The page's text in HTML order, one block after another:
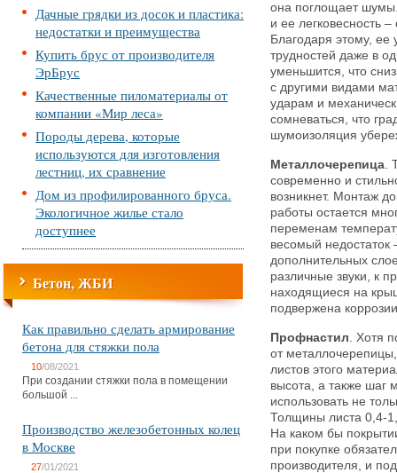
Дачные грядки из досок и пластика:
недостатки и преимущества
Купить брус от производителя
ЭрБрус
Качественные пиломатериалы от
компании «Мир леса»
Породы дерева, которые
используются для изготовления
лестниц, их сравнение
Дом из профилированного бруса.
Экологичное жилье стало
доступнее
Бетон, ЖБИ
Как правильно сделать армирование
бетона для стяжки пола
10/08/2021
При создании стяжки пола в помещении
большой ...
Производство железобетонных колец
в Москве
27/01/2021
она поглощает
и ее легковесность
Благодаря этому, ее
трудностей даже в
уменьшится, что
с другими видами
ударам и
сомневаться, что
шумоизоляция
Металлочерепица.
современно и
возникнет. Монтаж
работы остается
переменам
весомый недостаток
дополнительных
различные звуки, к
находящиеся на
подвержена
Профнастил. Хотя
от
листов этого
высота, а также шаг
использовать не
Толщины листа 0,4-
На каком бы
при покупке
производителя, и